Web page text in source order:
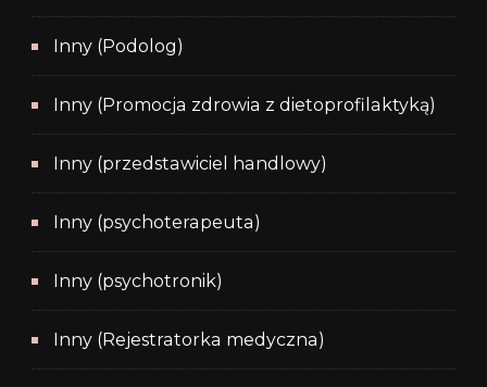
Inny (Podolog)
Inny (Promocja zdrowia z dietoprofilaktyką)
Inny (przedstawiciel handlowy)
Inny (psychoterapeuta)
Inny (psychotronik)
Inny (Rejestratorka medyczna)